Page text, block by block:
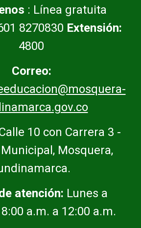
: Línea gratuita
8270830 Extensión:
4800
Correo:
10 con Carrera 3 -
Mosquera,
atención: Lunes a
a.m. a 12:00 a.m.